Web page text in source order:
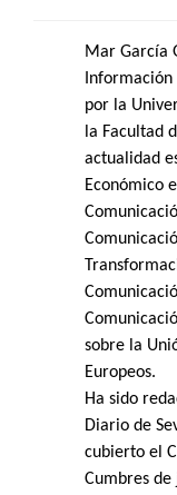
Mar García
por la
la Facultad
actualidad
Económico
sobre la
Europeos.
Ha sido
Diario de
cubierto el
Cumbres de